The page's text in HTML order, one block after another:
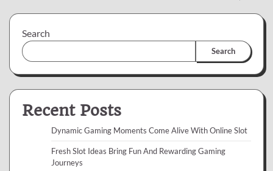
Search
Search
Recent Posts
Dynamic Gaming Moments Come Alive With Online Slot
Fresh Slot Ideas Bring Fun And Rewarding Gaming
Journeys